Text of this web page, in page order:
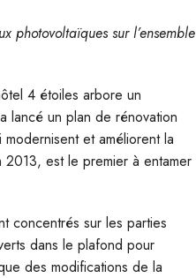
photovoltaïques sur l’ensemble
4 étoiles arbore un
a lancé un plan de rénovation
et améliorent la
est le premier à entamer
concentrés sur les parties
dans le plafond pour
des modifications de la